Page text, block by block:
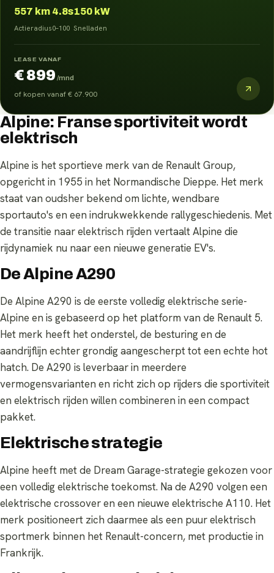
557 km
Actieradius
4.8s
0–100
150 kW
Snelladen
LEASE VANAF
€ 899 /mnd
of kopen vanaf€ 67.900
Alpine: Franse sportiviteit wordt
elektrisch
Alpine is het sportieve merk van de Renault Group,
opgericht in 1955 in het Normandische Dieppe. Het merk
staat van oudsher bekend om lichte, wendbare
sportauto's en een indrukwekkende rallygeschiedenis. Met
de transitie naar elektrisch rijden vertaalt Alpine die
rijdynamiek nu naar een nieuwe generatie EV's.
De Alpine A290
De Alpine A290 is de eerste volledig elektrische serie-
Alpine en is gebaseerd op het platform van de Renault 5.
Het merk heeft het onderstel, de besturing en de
aandrijflijn echter grondig aangescherpt tot een echte hot
hatch. De A290 is leverbaar in meerdere
vermogensvarianten en richt zich op rijders die sportiviteit
en elektrisch rijden willen combineren in een compact
pakket.
Elektrische strategie
Alpine heeft met de Dream Garage-strategie gekozen voor
een volledig elektrische toekomst. Na de A290 volgen een
elektrische crossover en een nieuwe elektrische A110. Het
merk positioneert zich daarmee als een puur elektrisch
sportmerk binnen het Renault-concern, met productie in
Frankrijk.